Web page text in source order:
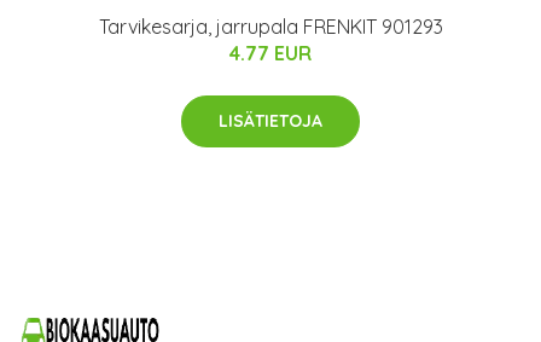
Tarvikesarja, jarrupala FRENKIT 901293
4.77 EUR
LISÄTIETOJA